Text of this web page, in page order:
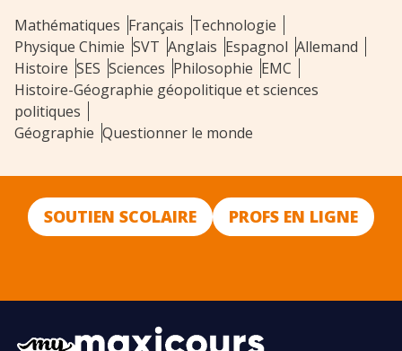
Mathématiques Français Technologie
Physique Chimie SVT Anglais Espagnol Allemand
Histoire SES Sciences Philosophie EMC
Histoire-Géographie géopolitique et sciences
politiques
Géographie Questionner le monde
SOUTIEN SCOLAIRE PROFS EN LIGNE